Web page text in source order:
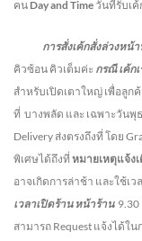
คน Day and Time วันที่รับเ
การสั่งเค้กสั่งล่วงหน้า
คิวซ้อน คิวเต็มค่ะ กรณี เค้ก
สำหรับเปิดเตาใหญ่ เพื่อลูก
ที่ บางพลัด และ เฉพาะวันพุ
Delivery ส่งตรงถึงที่ โดย
พิเศษได้ถึงที่ หมายเหตุแจ้ง
อาจเกิดการล่าช้า และใช้เ
เวลาเปิดร้าน หน้าร้าน 9.30
สามารถ Request แจ้งได้ใ